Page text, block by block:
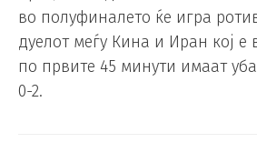
во полуфиналето ќе игра
дуелот меѓу Кина и Иран кој е
по првите 45 минути имаат
0-2.